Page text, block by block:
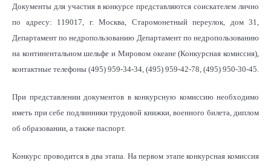
Документы для участия в конкурсе представляются соискателем лично
по адресу: 119017, г. Москва, Старомонетный переулок, дом 31,
Департамент по недропользованию Департамент по недропользованию
на континентальном шельфе и Мировом океане (Конкурсная комиссия),
контактные телефоны (495) 959-34-34, (495) 959-42-78, (495) 950-30-45.
При представлении документов в конкурсную комиссию необходимо
иметь при себе подлинники трудовой книжки, военного билета, диплом
об образовании, а также паспорт.
Конкурс проводится в два этапа. На первом этапе конкурсная комиссия